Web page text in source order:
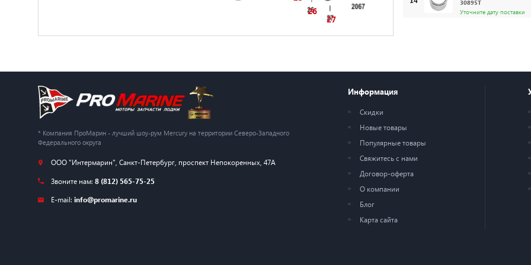
26
27
30895T
Уточните дату поставки
18
ПЕРЕДАЧА
* Компания ПроМарин - лучший шоу-рум Mercury на территории Северо-Западного
Федерального округа
ООО "Интермарин" Санкт-Петербург, проспект Непокоренных, 47А
Звоните нам: 8 (812) 565-75-25
E-mail: info@promarine.ru
Информация
Скидки
Новые товары
Популярные товары
Свяжитесь с нами
Договор-оферта
О компании
Блог
Карта сайта